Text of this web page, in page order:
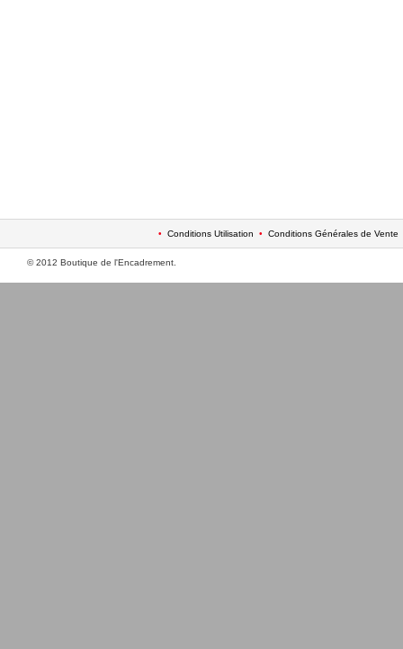
• Conditions Utilisation • Conditions Générales de Vente
© 2012 Boutique de l'Encadrement.